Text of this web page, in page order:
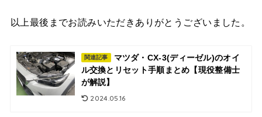
以上最後までお読みいただきありがとうございました。
関連記事
マツダ・CX-3(ディーゼル)のオイ
ル交換とリセット手順まとめ【現役整備士
が解説】
2024.05.16